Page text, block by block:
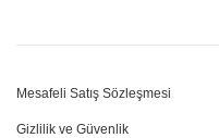
Mesafeli Satış Sözleşmesi
Gizlilik ve Güvenlik